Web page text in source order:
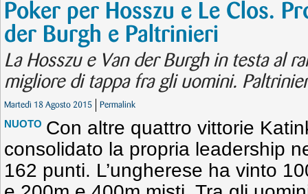
Poker per Hosszu e Le Clos.
der Burgh e Paltrinieri
La Hosszu e Van der Burgh in testa al
migliore di tappa fra gli uomini.
Martedì 18 Agosto 2015 Permalink
NUOTO Con altre quattro vittorie
consolidato la propria leadership
162 punti. L’ungherese ha vinto